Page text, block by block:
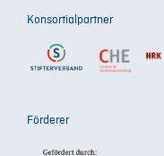
Konsortialpartner
Förderer